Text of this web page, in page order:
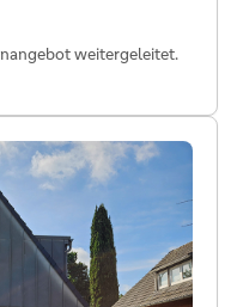
weitergeleitet.